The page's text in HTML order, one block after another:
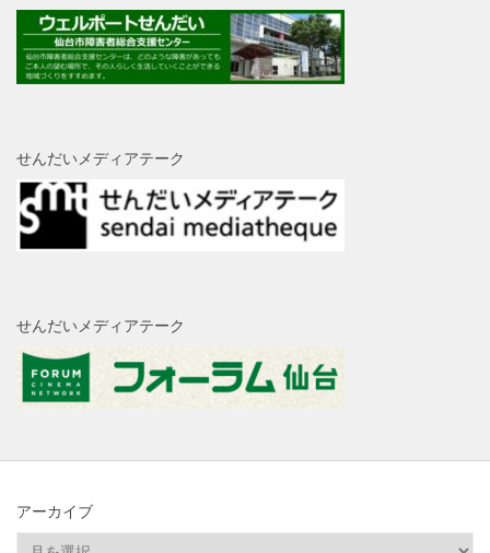
せんだいメディアテーク
せんだいメディアテーク
アーカイブ